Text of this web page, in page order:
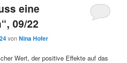
eine
09/22
vonNina Hofer
Wert, der positive Effekte auf das